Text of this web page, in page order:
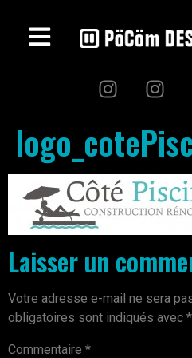
Laisser un
Votre adresse e-mail ne sera
obligatoires sont indiqués avec *
Commentaire *